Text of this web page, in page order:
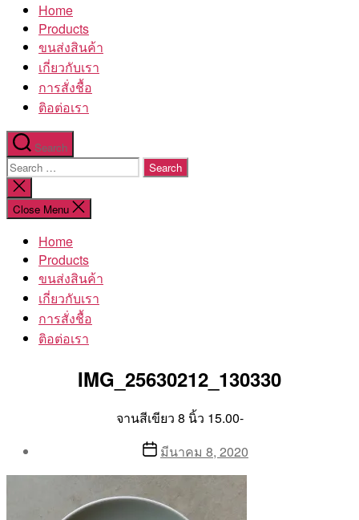
โรงงานHome
Products
ขนส่งสินค้า
เกี่ยวกับเรา
การสั่งชื้อ
ติอต่อเรา
Search
Search
for:
Close
search
Close Menu
Home
Products
ขนส่งสินค้า
เกี่ยวกับเรา
การสั่งชื้อ
ติอต่อเรา
IMG_25630212_130330
จานสีเขียว 8 นิ้ว 15.00-
By
Postมีนาคม 8, 2020